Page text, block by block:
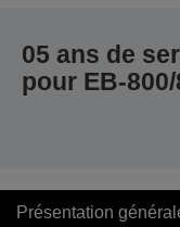
05 ans de
pour EB-800/
Présentation